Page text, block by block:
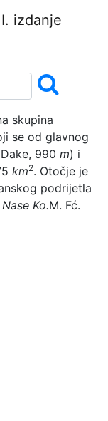
I. izdanje
skupina
se od glavnog
990 m) i
km2. Otočje je
podrijetla
Nase Ko.M. Fć.